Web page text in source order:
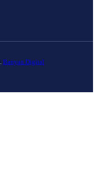
Banyan Digital